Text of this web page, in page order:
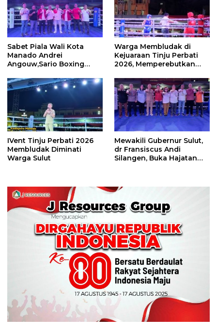
Sabet Piala Wali Kota
Manado Andrei
Angouw,Sario Boxing
Perbati 2026
Warga Membludak di
Kejuaraan Tinju Perbati
2026, Memperebutkan
IVent Tinju Perbati 2026
Membludak Diminati
Warga Sulut
Mewakili Gubernur Sulut,
dr Fransiscus Andi
Silangen, Buka Hajatan